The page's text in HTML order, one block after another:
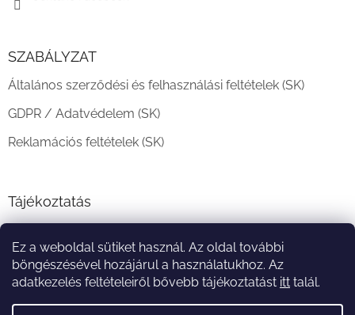
Ez a weboldal sütiket használ. Az oldal további
böngészésével hozájárul a használatukhoz. Az
adatkezelés feltételeiről bővebb tájékoztatást itt talál.
SZABÁLYZAT
Általános szerződési és felhasználási feltételek (SK)
GDPR / Adatvédelem (SK)
Reklamációs feltételek (SK)
Tájékoztatás
A vásárlás menete